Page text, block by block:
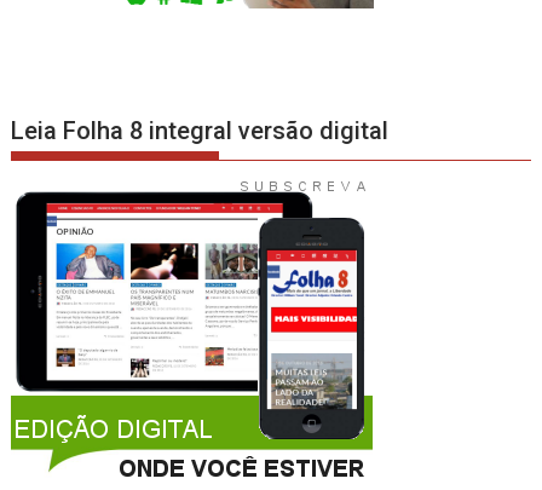
Leia Folha 8 integral versão digital